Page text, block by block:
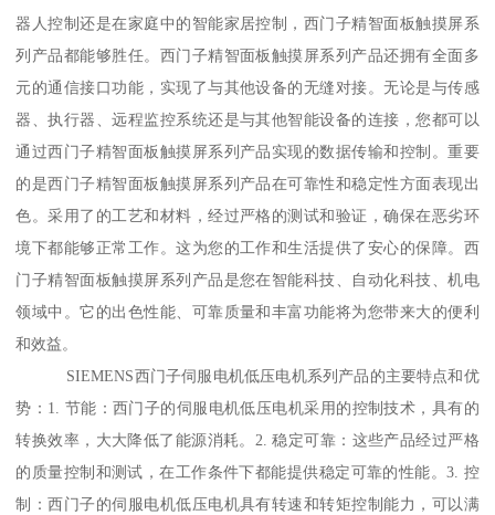
器人控制还是在家庭中的智能家居控制，西门子精智面板触摸屏系
列产品都能够胜任。西门子精智面板触摸屏系列产品还拥有全面多
元的通信接口功能，实现了与其他设备的无缝对接。无论是与传感
器、执行器、远程监控系统还是与其他智能设备的连接，您都可以
通过西门子精智面板触摸屏系列产品实现的数据传输和控制。重要
的是西门子精智面板触摸屏系列产品在可靠性和稳定性方面表现出
色。采用了的工艺和材料，经过严格的测试和验证，确保在恶劣环
境下都能够正常工作。这为您的工作和生活提供了安心的保障。西
门子精智面板触摸屏系列产品是您在智能科技、自动化科技、机电
领域中。它的出色性能、可靠质量和丰富功能将为您带来大的便利
和效益。
SIEMENS西门子伺服电机低压电机系列产品的主要特点和优
势：1. 节能：西门子的伺服电机低压电机采用的控制技术，具有的
转换效率，大大降低了能源消耗。2. 稳定可靠：这些产品经过严格
的质量控制和测试，在工作条件下都能提供稳定可靠的性能。3. 控
制：西门子的伺服电机低压电机具有转速和转矩控制能力，可以满